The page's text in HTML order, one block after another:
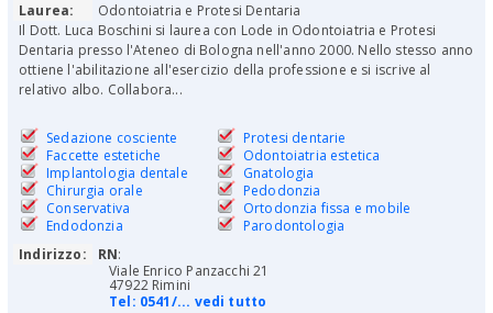
Laurea:
Odontoiatria e Protesi Dentaria
Il Dott. Luca Boschini si laurea con Lode in Odontoiatria e Protesi
Dentaria presso l'Ateneo di Bologna nell'anno 2000. Nello stesso anno
ottiene l'abilitazione all'esercizio della professione e si iscrive al
relativo albo. Collabora...
Sedazione cosciente
Faccette estetiche
Implantologia dentale
Chirurgia orale
Conservativa
Endodonzia
Protesi dentarie
Odontoiatria estetica
Gnatologia
Pedodonzia
Ortodonzia fissa e mobile
Parodontologia
Indirizzo:
RN:
Viale Enrico Panzacchi 21
47922 Rimini
Tel: 0541/... vedi tutto